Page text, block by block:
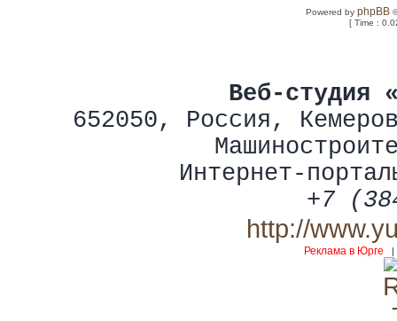
Powered byphpBB
[ Time :
Веб-студия
652050, Россия ,
Интернет-
+7
http://
Реклама в Юрге